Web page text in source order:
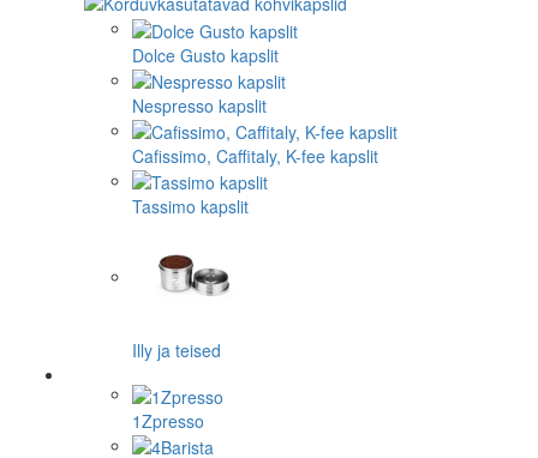
Dolce Gusto kapslit
Nespresso kapslit
Cafissimo, Caffitaly, K-fee kapslit
Tassimo kapslit
Illy ja teised
1Zpresso